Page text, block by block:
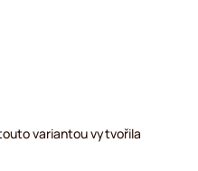
variantou vytvořila